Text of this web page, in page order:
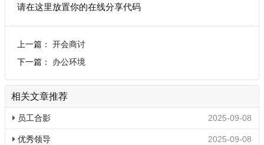
请在这里放置你的在线分享代码
上一篇： 开会商讨
下一篇： 办公环境
相关文章推荐
2025-09-08
员工合影
2025-09-08
优秀领导